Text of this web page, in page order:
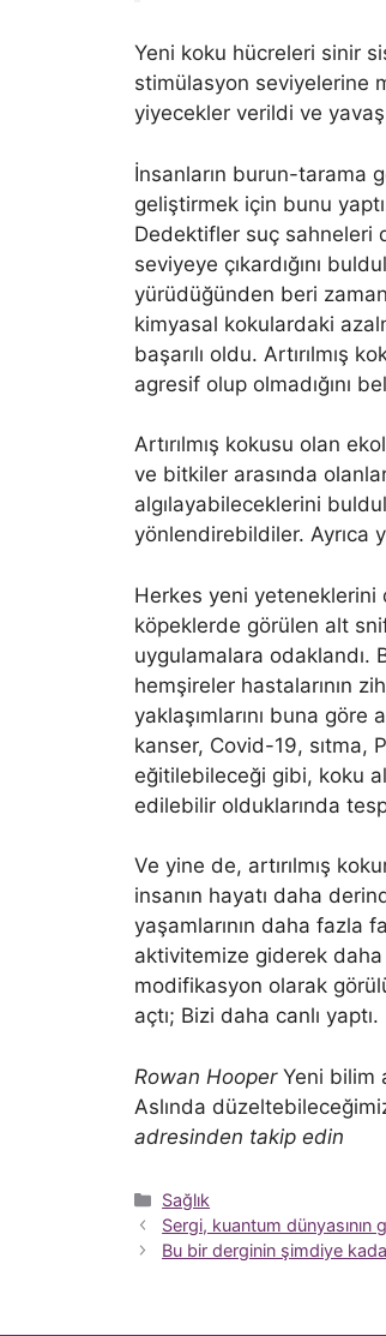
Yeni koku hücreleri sinir
stimülasyon seviyelerine
yiyecekler verildi ve
İnsanların burun-tarama
geliştirmek için bunu
Dedektifler suç sahneleri
seviyeye çıkardığını
yürüdüğünden beri
kimyasal kokulardaki
başarılı oldu. Artırılmış
agresif olup olmadığını
Artırılmış kokusu olan
ve bitkiler arasında
algılayabileceklerini
yönlendirebildiler. Ayrıca
Herkes yeni yeteneklerini
köpeklerde görülen alt
uygulamalara odaklandı.
hemşireler hastalarının
yaklaşımlarını buna
kanser, Covid-19, sıtma,
eğitilebileceği gibi, koku
edilebilir olduklarında
Ve yine de, artırılmış
insanın hayatı daha
yaşamlarının daha fazla
aktivitemize giderek daha
modifikasyon olarak
açtı; Bizi daha canlı yaptı.
Rowan Hooper Yeni bilim
Aslında
adresinden takip edin
Kategoriler
Sağlık
Sergi, kuantum
Bu bir derginin şimdiye